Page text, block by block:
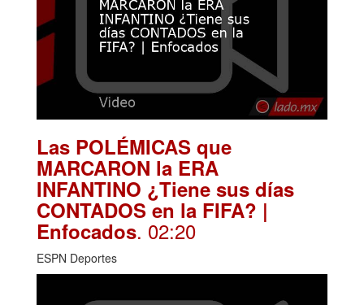
Las POLÉMICAS que
MARCARON la ERA
INFANTINO ¿Tiene sus días
CONTADOS en la FIFA? |
Enfocados. 02:20
ESPN Deportes